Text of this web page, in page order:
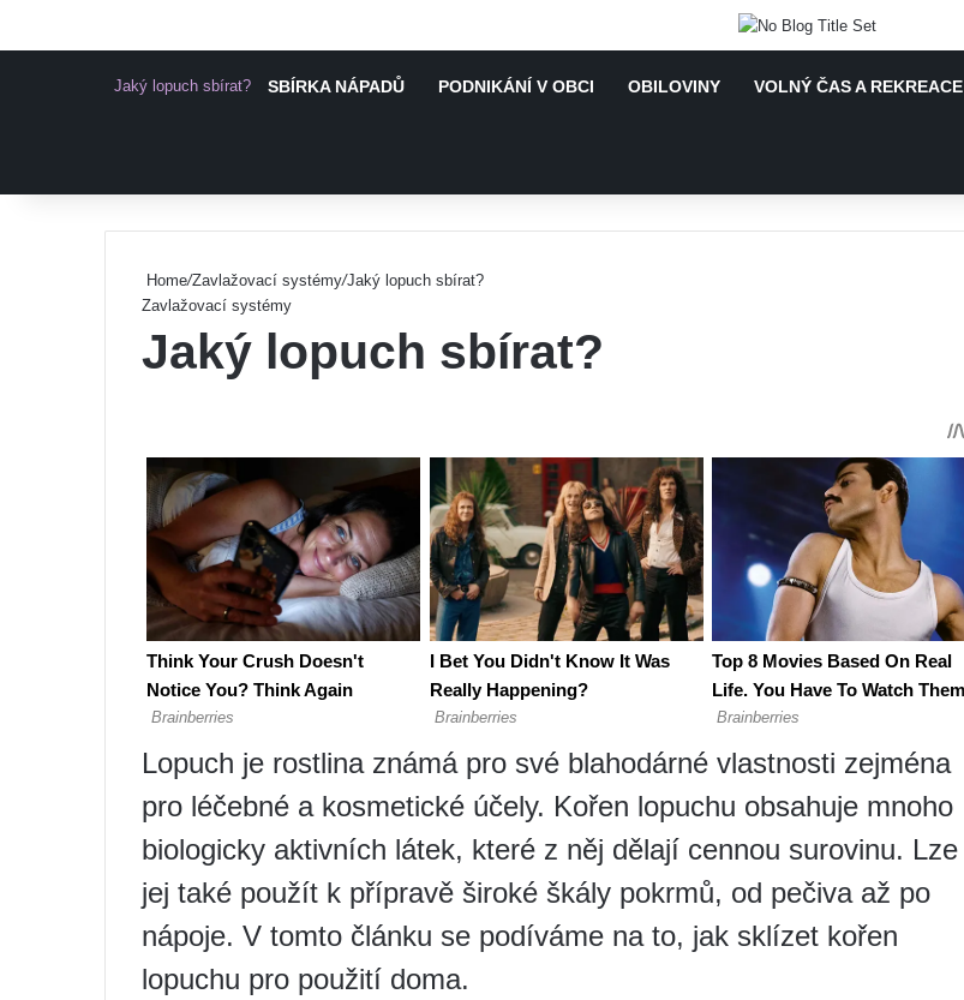
Jaký lopuch sbírat? SBÍRKA NÁPADŮ PODNIKÁNÍ V OBCI OBILOVINY VOLNÝ ČAS A REKREACE
Home/Zavlažovací systémy/Jaký lopuch sbírat?
Zavlažovací systémy
Jaký lopuch sbírat?
Lopuch je rostlina známá pro své blahodárné vlastnosti zejména
pro léčebné a kosmetické účely. Kořen lopuchu obsahuje mnoho
biologicky aktivních látek, které z něj dělají cennou surovinu. Lze
jej také použít k přípravě široké škály pokrmů, od pečiva až po
nápoje. V tomto článku se podíváme na to, jak sklízet kořen
lopuchu pro použití doma.